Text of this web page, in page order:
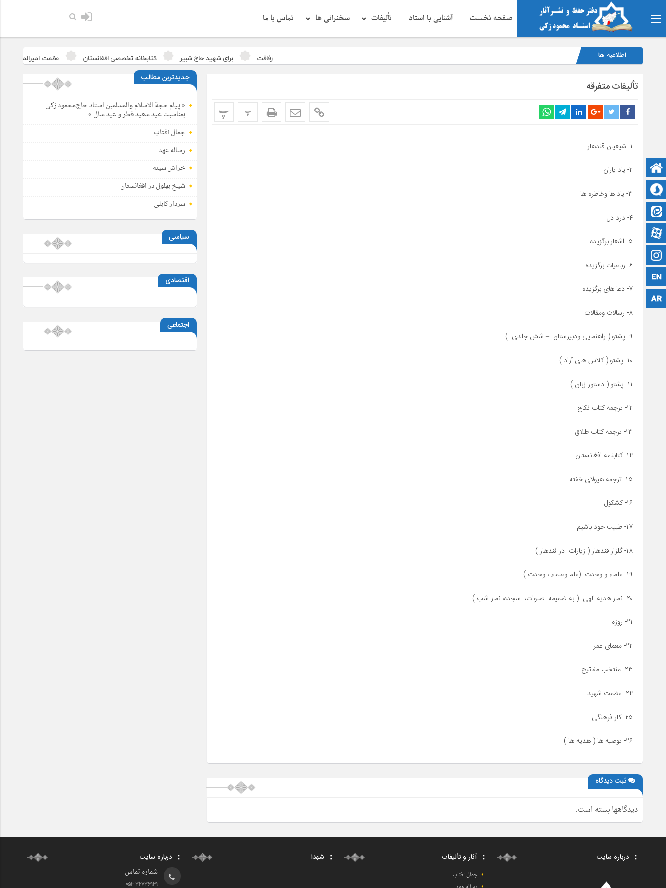
صفحه نخست آشنایی با استاد تألیفات سخنرانی ها تماس با ما
صفحه نخست
سروش
اطلاعیه ها برای شهید حاج شبیر کتابخانه تخصصی افغانستان عظمت امیرالمومنین(علیه
تألیفات متفرقه
پ پ
۱- شیعیان قندهار
۲- یاد یاران
۳- یاد ها وخاطره ها
۴- درد دل
۵- اشعار برگزیده
۶- رباعیات برگزیده
۷- دعا های برگزیده
۸- رسالات ومقالات
۹- پشتو ( راهنمایی ودبیرستان – شش جلدی )
۱۰- پشتو ( کلاس های آزاد )
۱۱- پشتو ( دستور زبان )
۱۲- ترجمه کتاب نکاح
۱۳- ترجمه کتاب طلاق
۱۴- کتابنامه افغانستان
۱۵- ترجمه هیولای خفته
۱۶- کشکول
۱۷- طبیب خود باشیم
۱۸- گلزار قندهار ( زیارات در قندهار )
۱۹- علماء و وحدت (علم وعلماء ، وحدت )
۲۰- نماز هدیه الهی ( به ضمیمه صلوات، سجده، نماز شب )
۲۱- روزه
۲۲- معمای عمر
۲۳- منتخب مفاتیح
۲۴- عظمت شهید
۲۵- کار فرهنگی
۲۶- توصیه ها ( هدیه ها )
ثبت دیدگاه
دیدگاهها بسته است.
جدیدترین مطالب
« پیام حجة الاسلام والمسلمین استاد حاج‌محمود زکی
بمناسبت عید سعید فطر و عید سال »
جمال آفتاب
رساله عهد
خراش سینه
شیخ بهلول در افغانستان
سردار کابلی
سیاسی
اقتصادی
اجتماعی
درباره سایت آثار و تألیفات
جمال آفتاب
شهدا درباره سایت
شماره تماس
32736929 -051